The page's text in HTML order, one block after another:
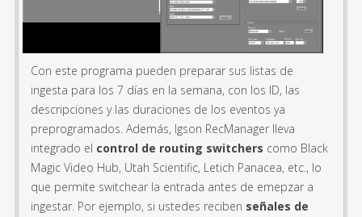
Con este programa pueden preparar sus listas de
ingesta para los 7 días en la semana, con los ID, las
descripciones y las duraciones de los eventos ya
preprogramados. Además, Igson RecManager lleva
integrado el control de routing switchers como Black
Magic Video Hub, Utah Scientific, Letich Panacea, etc., lo
que permite switchear la entrada antes de emepzar a
ingestar. Por ejemplo, si ustedes reciben señales de